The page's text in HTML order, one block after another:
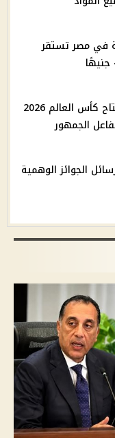
في مصر تستقر
محمد هنيدي يسخر من افتتاح كأس العالم 2026
الجمهور
الجوائز الوهمية